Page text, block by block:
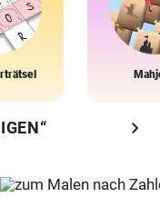
chevron_right